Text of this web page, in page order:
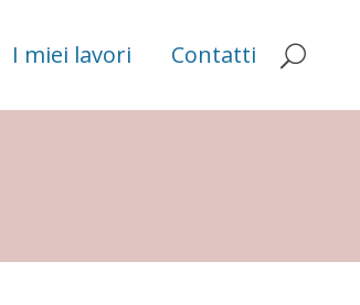
I miei lavori Contatti